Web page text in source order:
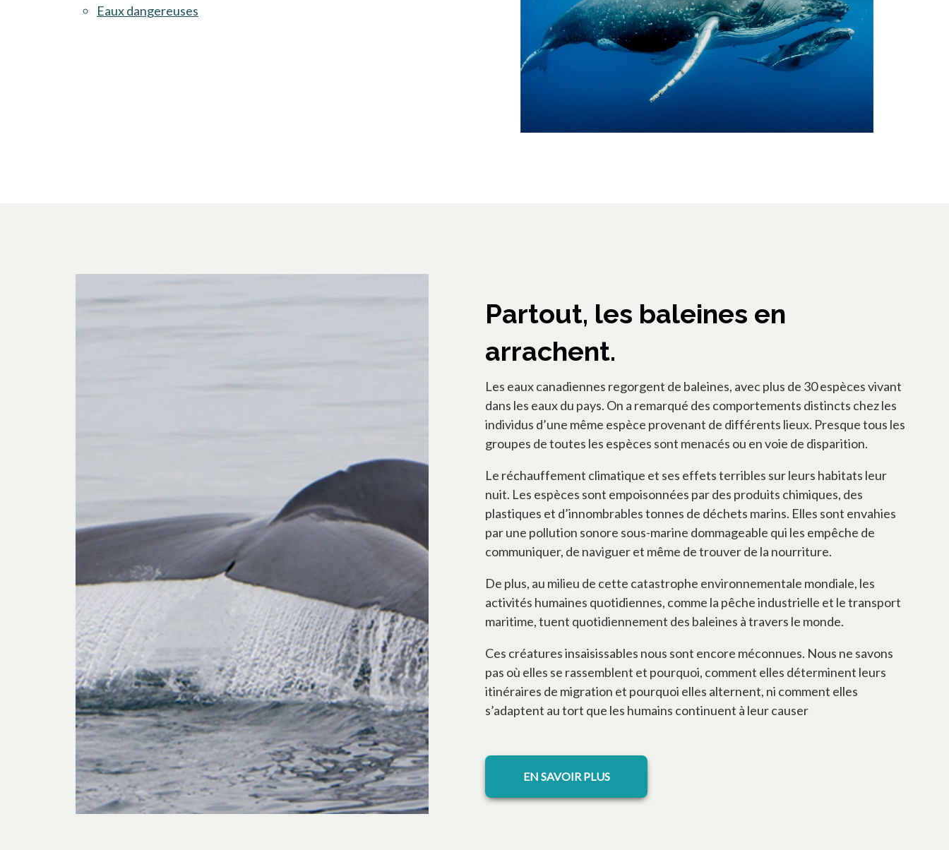
Eaux dangereuses
Partout, les baleines en
arrachent.
Les eaux canadiennes regorgent de baleines, avec plus de 30 espèces vivant
dans les eaux du pays. On a remarqué des comportements distincts chez les
individus d’une même espèce provenant de différents lieux. Presque tous les
groupes de toutes les espèces sont menacés ou en voie de disparition.
Le réchauffement climatique et ses effets terribles sur leurs habitats leur
nuit. Les espèces sont empoisonnées par des produits chimiques, des
plastiques et d’innombrables tonnes de déchets marins. Elles sont envahies
par une pollution sonore sous-marine dommageable qui les empêche de
communiquer, de naviguer et même de trouver de la nourriture.
De plus, au milieu de cette catastrophe environnementale mondiale, les
activités humaines quotidiennes, comme la pêche industrielle et le transport
maritime, tuent quotidiennement des baleines à travers le monde.
Ces créatures insaisissables nous sont encore méconnues. Nous ne savons
pas où elles se rassemblent et pourquoi, comment elles déterminent leurs
itinéraires de migration et pourquoi elles alternent, ni comment elles
s’adaptent au tort que les humains continuent à leur causer
EN SAVOIR PLUS
s’ouvre dans un nouvel onglet